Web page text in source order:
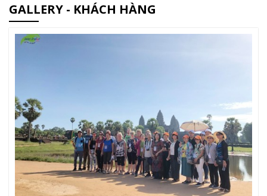
GALLERY - KHÁCH HÀNG